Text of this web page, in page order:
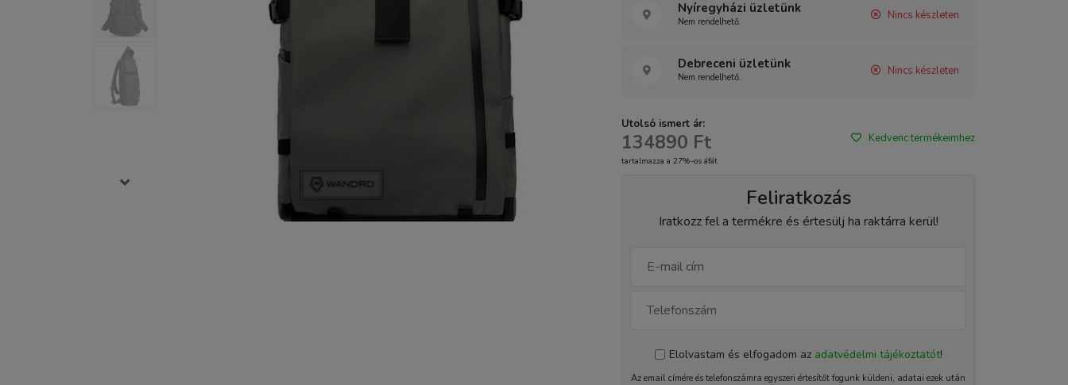
Nyíregyházi üzletünk
Nem rendelhető. Nincs készleten
Debreceni üzletünk
Nem rendelhető. Nincs készleten
Utolsó ismert ár:
134890 Ft
tartalmazza a 27%-os áfát
Kedvenc termékeimhez
Feliratkozás
Iratkozz fel a termékre és értesülj ha raktárra kerül!
Elolvastam és elfogadom az adatvédelmi tájékoztatót!
Az email címére és telefonszámra egyszeri értesítőt fogunk küldeni, adatai ezek után